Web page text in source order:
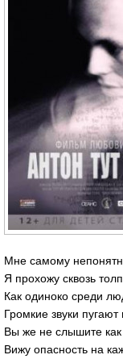
Мне самому
Я прохожу сквозь
Как одиноко среди
Громкие звуки
Вы же не слышите
Вижу опасность на